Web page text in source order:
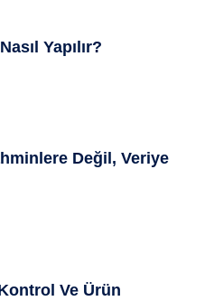
Yapılır?
Değil, Veriye
Ve Ürün